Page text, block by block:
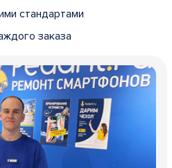
стандартами
заказа